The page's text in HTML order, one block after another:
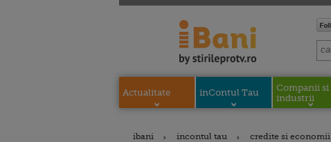
Actualitate inContul Tau
Companii si
industrii
ibani incontul tau credite si economii